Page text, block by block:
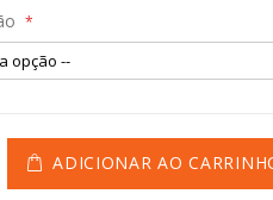
O Portão só Deverá ser
ADICIONAR AO